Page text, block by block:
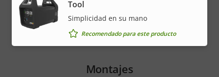
Tool
Simplicidad en su mano
Recomendado para este producto
Montajes